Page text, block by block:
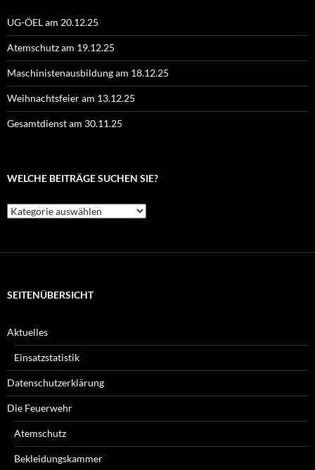
UG-ÖEL am 20.12.25
Atemschutz am 19.12.25
Maschinistenausbildung am 18.12.25
Weihnachtsfeier am 13.12.25
Gesamtdienst am 30.11.25
WELCHE BEITRÄGE SUCHEN SIE?
Welche
Beiträge
SEITENÜBERSICHT
Aktuelles
Einsatzstatistik
Datenschutzerklärung
Die Feuerwehr
Atemschutz
Bekleidungskammer